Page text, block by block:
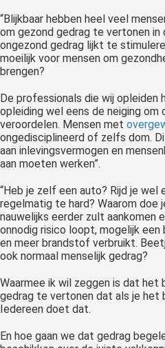
“Blijkbaar hebben heel veel
om gezond gedrag te vertonen in
ongezond gedrag lijkt te
moeilijk voor mensen om
brengen?
De professionals die wij opleiden
opleiding wel eens de neiging om
veroordelen. Mensen met
ongedisciplineerd of zelfs dom.
aan inlevingsvermogen en
aan moeten werken”.
“Heb je zelf een auto? Rijd je wel
regelmatig te hard? Waarom
nauwelijks eerder zult aankomen
onnodig risico loopt, mogelijk
en meer brandstof verbruikt.
ook normaal menselijk gedrag?
Waarmee ik wil zeggen is dat het
gedrag te vertonen dat als je het
Iedereen doet dat.
En hoe gaan we dat gedrag